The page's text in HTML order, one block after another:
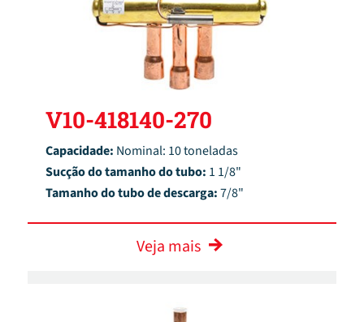
V10-418140-270
Capacidade: Nominal: 10 toneladas
Sucção do tamanho do tubo: 1 1/8"
Tamanho do tubo de descarga:7/8"
Veja mais